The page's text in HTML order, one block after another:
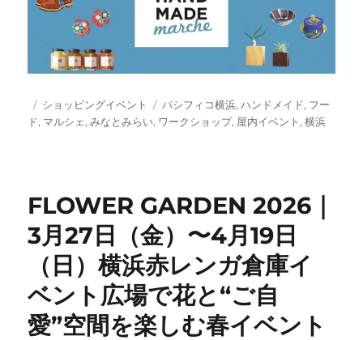
投
稿
カ
テ
ショッピングイベント
タ
グ
パシフィコ横浜,ハンドメイド, フー
ド, マルシェ,みなとみらい, ワークショップ, 屋内イベント,横浜
FLOWER GARDEN 2026｜
3月27日（金）〜4月19日
（日）横浜赤レンガ倉庫イ
ベント広場で花と“ご自
愛”空間を楽しむ春イベント